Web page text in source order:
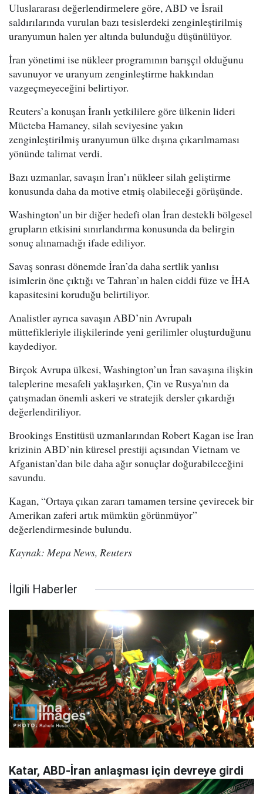
Uluslararası değerlendirmelere göre, ABD ve İsrail
saldırılarında vurulan bazı tesislerdeki zenginleştirilmiş
uranyumun halen yer altında bulunduğu düşünülüyor.
İran yönetimi ise nükleer programının barışçıl olduğunu
savunuyor ve uranyum zenginleştirme hakkından
vazgeçmeyeceğini belirtiyor.
Reuters’a konuşan İranlı yetkililere göre ülkenin lideri
Mücteba Hamaney, silah seviyesine yakın
zenginleştirilmiş uranyumun ülke dışına çıkarılmaması
yönünde talimat verdi.
Bazı uzmanlar, savaşın İran’ı nükleer silah geliştirme
konusunda daha da motive etmiş olabileceği görüşünde.
Washington’un bir diğer hedefi olan İran destekli bölgesel
grupların etkisini sınırlandırma konusunda da belirgin
sonuç alınamadığı ifade ediliyor.
Savaş sonrası dönemde İran’da daha sertlik yanlısı
isimlerin öne çıktığı ve Tahran’ın halen ciddi füze ve İHA
kapasitesini koruduğu belirtiliyor.
Analistler ayrıca savaşın ABD’nin Avrupalı
müttefikleriyle ilişkilerinde yeni gerilimler oluşturduğunu
kaydediyor.
Birçok Avrupa ülkesi, Washington’un İran savaşına ilişkin
taleplerine mesafeli yaklaşırken, Çin ve Rusya'nın da
çatışmadan önemli askeri ve stratejik dersler çıkardığı
değerlendiriliyor.
Brookings Enstitüsü uzmanlarından Robert Kagan ise İran
krizinin ABD’nin küresel prestiji açısından Vietnam ve
Afganistan’dan bile daha ağır sonuçlar doğurabileceğini
savundu.
Kagan, “Ortaya çıkan zararı tamamen tersine çevirecek bir
Amerikan zaferi artık mümkün görünmüyor”
değerlendirmesinde bulundu.
Kaynak: Mepa News, Reuters
İlgili Haberler
Katar, ABD-İran anlaşması için devreye girdi